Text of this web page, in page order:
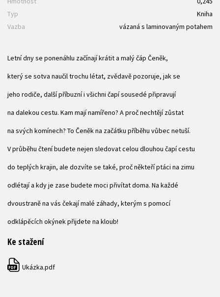
Typ
Kniha
Vazba
vázaná s laminovaným potahem
Letní dny se ponenáhlu začínají krátit a malý čáp Čeněk,
který se sotva naučil trochu létat, zvědavě pozoruje, jak se
jeho rodiče, další příbuzní i všichni čapí sousedé připravují
na dalekou cestu. Kam mají namířeno? A proč nechtějí zůstat
na svých komínech? To Čeněk na začátku příběhu vůbec netuší.
V průběhu čtení budete nejen sledovat celou dlouhou čapí cestu
do teplých krajin, ale dozvíte se také, proč někteří ptáci na zimu
odlétají a kdy je zase budete moci přivítat doma. Na každé
dvoustraně na vás čekají malé záhady, kterým s pomocí
odklápěcích okýnek přijdete na kloub!
Ke stažení
PDF Ukázka.pdf